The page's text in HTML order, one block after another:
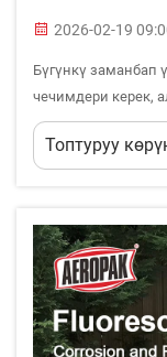
2026-02-19
Бүгүнкү заманбап
чечимдери керек,
убакытты жана
тауарлардын
Топтуруу